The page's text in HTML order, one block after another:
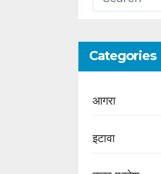
Categories
आगरा
इटावा